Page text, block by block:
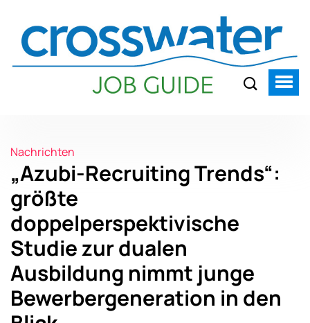
Nachrichten
„Azubi-Recruiting Trends“:
größte
doppelperspektivische
Studie zur dualen
Ausbildung nimmt junge
Bewerbergeneration in den